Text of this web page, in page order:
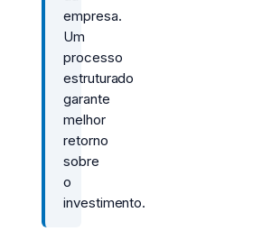
empresa.
Um
processo
estruturado
garante
melhor
retorno
sobre
o
investimento.